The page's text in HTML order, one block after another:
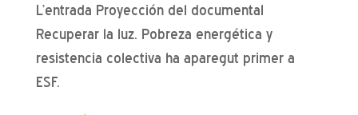
L’entrada Proyección del documental
Recuperar la luz. Pobreza energética y
resistencia colectiva ha aparegut primer a
ESF.